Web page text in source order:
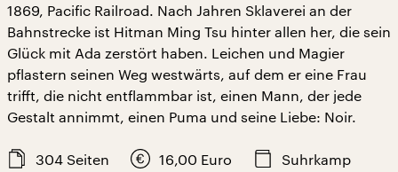
1869, Pacific Railroad. Nach Jahren Sklaverei an der
Bahnstrecke ist Hitman Ming Tsu hinter allen her, die sein
Glück mit Ada zerstört haben. Leichen und Magier
pflastern seinen Weg westwärts, auf dem er eine Frau
trifft, die nicht entflammbar ist, einen Mann, der jede
Gestalt annimmt, einen Puma und seine Liebe: Noir.
304 Seiten 16,00 Euro Suhrkamp